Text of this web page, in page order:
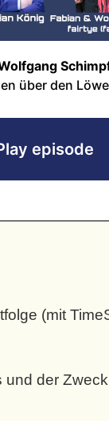
(mit
der